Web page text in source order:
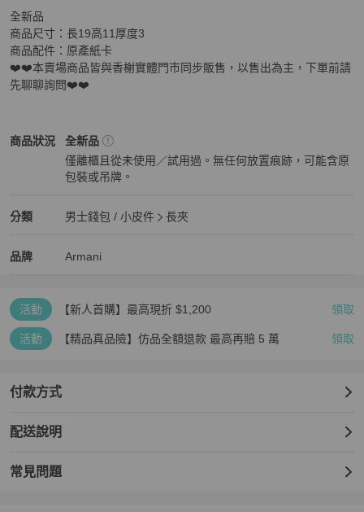
關於ARMANI 標誌LOGO 防刮拉鍊長夾/黑
全新品
商品尺寸：長19高11厚度3
商品配件：原產紙卡
❤️❤️本賣場商品皆與香榭實體門市同步販售，以售出為主，下單前請
先聊聊詢問❤️❤️
商品狀況
Armani男士錢包 / 小皮件
全新品
僅離櫃且從未使用／試用過。無任何放置痕跡，可能含原
包裝或吊牌。
分類
Armani 男士錢包 / 小皮件分類資訊
男士錢包 / 小皮件
長夾
品牌
Armani 精品男士錢包 / 小皮件
Armani
Armani 推薦清單
活動 【新人首購】最高現折 $1,200 領取
活動 【精品真品險】仿品全額退款 最高再賠 5 萬 領取
付款方式
配送說明
常見問題